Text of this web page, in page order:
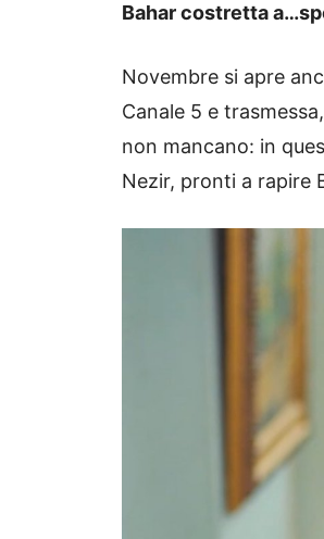
Bahar costretta
Novembre si apre
Canale 5 e
non mancano: in
Nezir, pronti a rapire